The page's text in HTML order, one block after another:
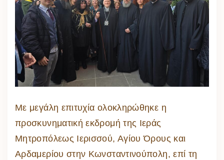
Με μεγάλη επιτυχία ολοκληρώθηκε η
προσκυνηματική εκδρομή της Ιεράς
Μητροπόλεως Ιερισσού, Αγίου Όρους και
Αρδαμερίου στην Κωνσταντινούπολη, επί τη